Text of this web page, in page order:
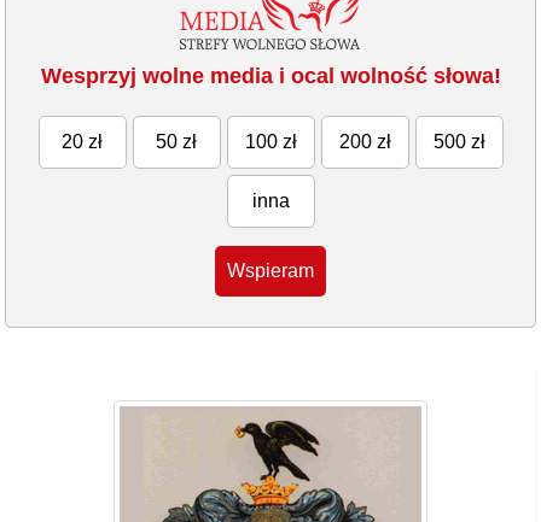
Wesprzyj wolne media i ocal wolność słowa!
20 zł 50 zł 100 zł 200 zł 500 zł
inna
Wspieram